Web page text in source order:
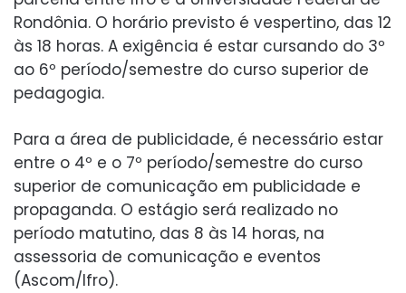
Rondônia. O horário previsto é vespertino, das 12
às 18 horas. A exigência é estar cursando do 3º
ao 6º período/semestre do curso superior de
pedagogia.
Para a área de publicidade, é necessário estar
entre o 4º e o 7º período/semestre do curso
superior de comunicação em publicidade e
propaganda. O estágio será realizado no
período matutino, das 8 às 14 horas, na
assessoria de comunicação e eventos
(Ascom/Ifro).